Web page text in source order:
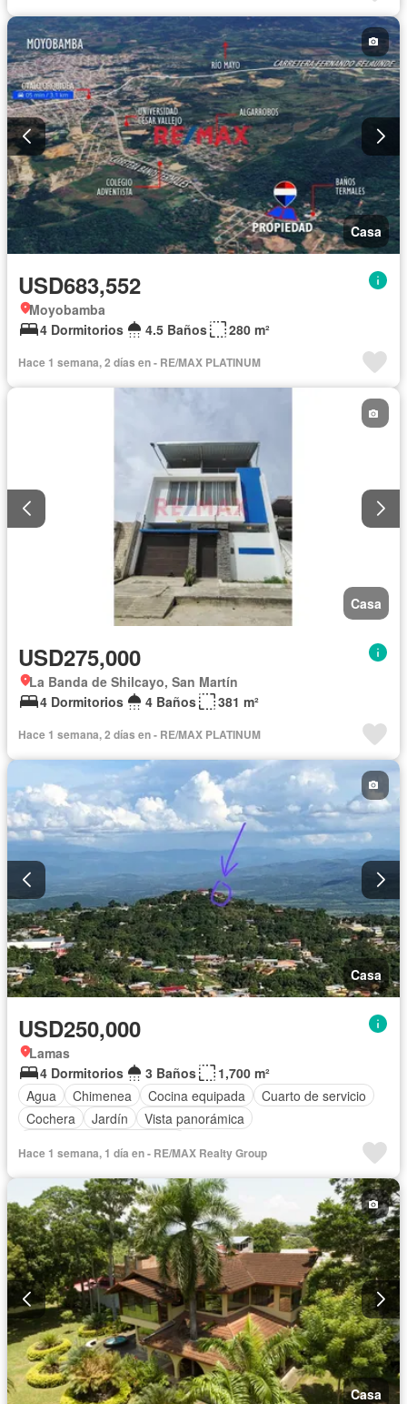
Casa
USD683,552
Moyobamba
4 Dormitorios
4.5 Baños 280 m²
Hace 1 semana, 2 días en - RE/MAX PLATINUM
Casa
USD275,000
La Banda de Shilcayo, San Martín
4 Dormitorios
4 Baños 381 m²
Hace 1 semana, 2 días en - RE/MAX PLATINUM
Casa
USD250,000
Lamas
4 Dormitorios
3 Baños
1,700 m²
Agua
Chimenea Cocina equipada
Cuarto de servicio
Cochera
Jardín
Vista panorámica
Hace 1 semana, 1 día en - RE/MAX Realty Group
Casa